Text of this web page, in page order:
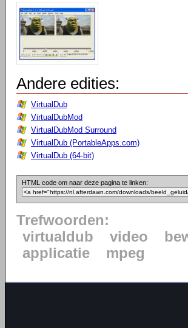
Andere edities:
VirtualDub
VirtualDubMod
VirtualDubMod Surround
VirtualDub (PortableApps.com)
VirtualDub (64-bit)
HTML code om naar deze pagina te linken:
Trefwoorden:
virtualdub
video
applicatie
mpeg